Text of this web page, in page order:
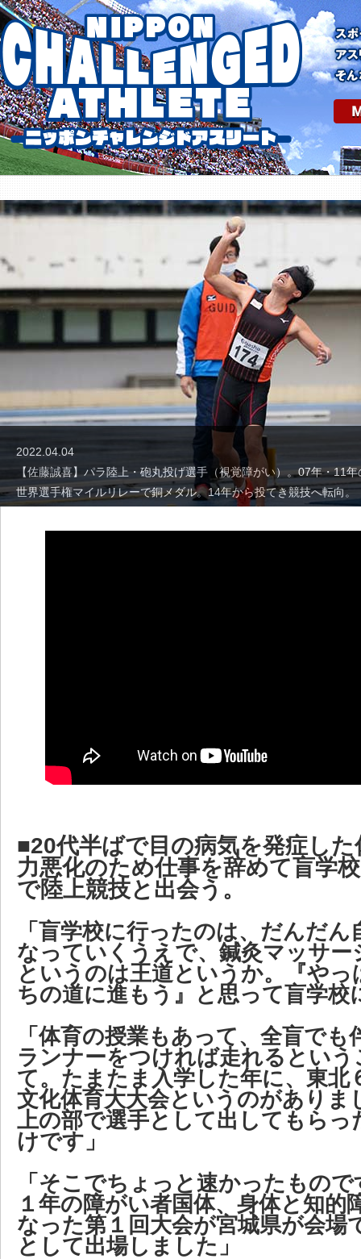
2022.04.04
【佐藤誠喜】パラ陸上・砲丸投げ選手（視覚障がい）。07年・11年
世界選手権マイルリレーで銅メダル。14年から投てき競技へ転向。
■20代半ばで目の病気を発症した
力悪化のため仕事を辞めて盲学
で陸上競技と出会う。
「盲学校に行ったのは、だんだ
なっていくうえで、鍼灸マッサー
というのは王道というか。『やっ
ちの道に進もう』と思って盲学校
「体育の授業もあって、全盲でも
ランナーをつければ走れるという
て。たまたま入学した年に、東北
文化体育大大会というのがありま
上の部で選手として出してもらっ
けです」
「そこでちょっと速かったもの
１年の障がい者国体、身体と知的
なった第１回大会が宮城県が会場
として出場しました」